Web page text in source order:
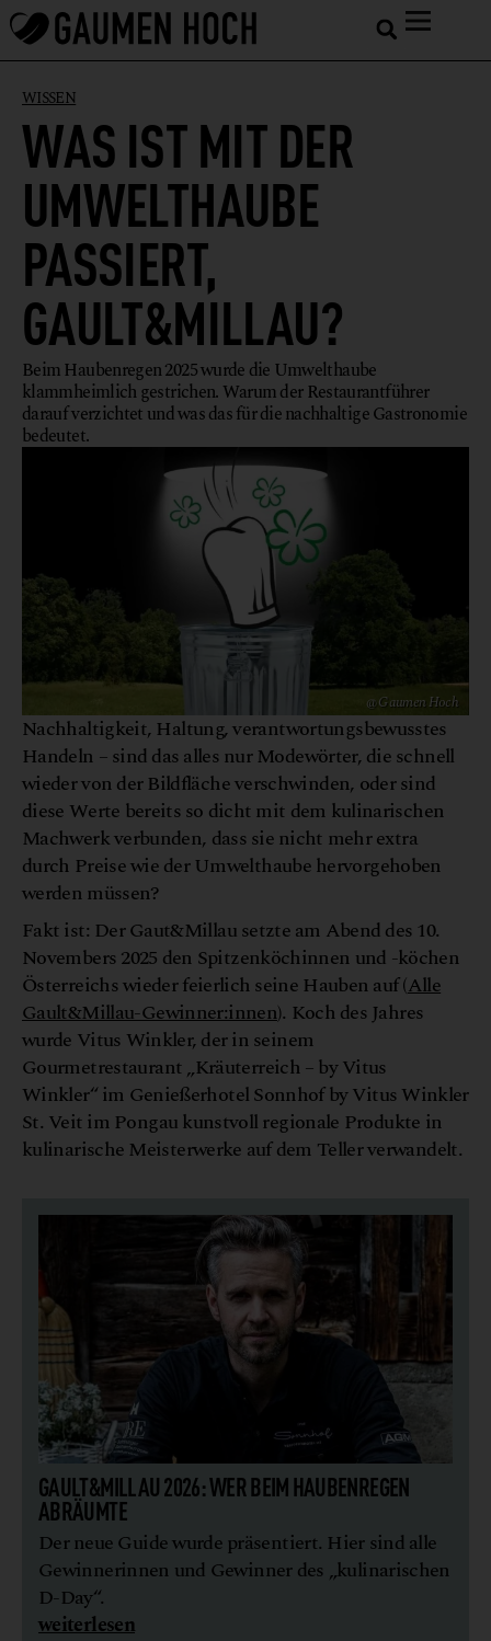
WISSEN
WAS IST MIT DER
UMWELTHAUBE
PASSIERT,
GAULT&MILLAU?
Beim Haubenregen 2025 wurde die Umwelthaube
klammheimlich gestrichen. Warum der Restaurantführer
darauf verzichtet und was das für die nachhaltige Gastronomie
bedeutet.
@ Gaumen Hoch
Nachhaltigkeit, Haltung, verantwortungsbewusstes
Handeln – sind das alles nur Modewörter, die schnell
wieder von der Bildfläche verschwinden, oder sind
diese Werte bereits so dicht mit dem kulinarischen
Machwerk verbunden, dass sie nicht mehr extra
durch Preise wie der Umwelthaube hervorgehoben
werden müssen?
Fakt ist: Der Gaut&Millau setzte am Abend des 10.
Novembers 2025 den Spitzenköchinnen und -köchen
Österreichs wieder feierlich seine Hauben auf (Alle
Gault&Millau-Gewinner:innen). Koch des Jahres
wurde Vitus Winkler, der in seinem
Gourmetrestaurant „Kräuterreich – by Vitus
Winkler“ im Genießerhotel Sonnhof by Vitus Winkler
St. Veit im Pongau kunstvoll regionale Produkte in
kulinarische Meisterwerke auf dem Teller verwandelt.
GAULT&MILLAU 2026: WER BEIM HAUBENREGEN
ABRÄUMTE
Der neue Guide wurde präsentiert. Hier sind alle
Gewinnerinnen und Gewinner des „kulinarischen
D-Day“.
weiterlesen